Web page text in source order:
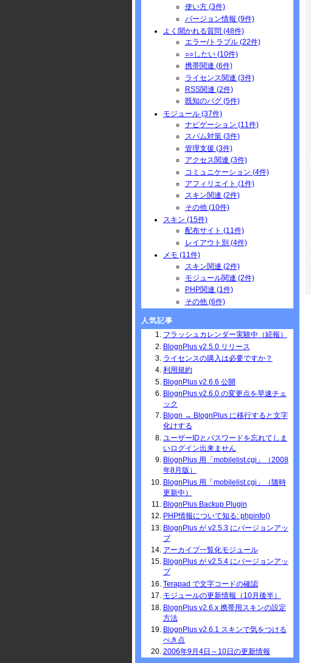
使い方 (3件)
バージョン情報 (9件)
よく聞かれる質問 (48件)
エラー/トラブル (22件)
○○したい (10件)
携帯関連 (6件)
ライセンス関連 (3件)
RSS関連 (2件)
既知のバグ (5件)
モジュール (37件)
ナビゲーション (11件)
スパム対策 (3件)
管理支援 (3件)
アクセス関連 (3件)
コミュニケーション (4件)
アフィリエイト (1件)
スキン関連 (2件)
その他 (10件)
スキン (15件)
配布サイト (11件)
レイアウト別 (4件)
メモ (11件)
スキン関連 (2件)
モジュール関連 (2件)
PHP関連 (1件)
その他 (6件)
人気記事
フラッシュカレンダー実験中（続報）
BlognPlus v2.5.0 リリース
ライセンスの購入は必要ですか？
利用規約
BlognPlus v2.6.6 公開
BlognPlus v2.6.0 の変更点を早速チェ
ック
Blogn → BlognPlus に移行すると文字
化けする
ユーザーIDとパスワードを忘れてしま
いログイン出来ません
BlognPlus 用「mobilelist.cgi」（2008
年8月版）
BlognPlus 用「mobilelist.cgi」（随時
更新中）
BlognPlus Backup Plugin
PHP情報について知る: phpinfo()
BlognPlus が v2.5.3 にバージョンアッ
プ
アーカイブ一覧化モジュール
BlognPlus が v2.5.4 にバージョンアッ
プ
Terapad で文字コードの確認
モジュールの更新情報（10月後半）
BlognPlus v2.6.x 携帯用スキンの設定
方法
BlognPlus v2.6.1 スキンで気をつける
べき点
2006年9月4日～10日の更新情報